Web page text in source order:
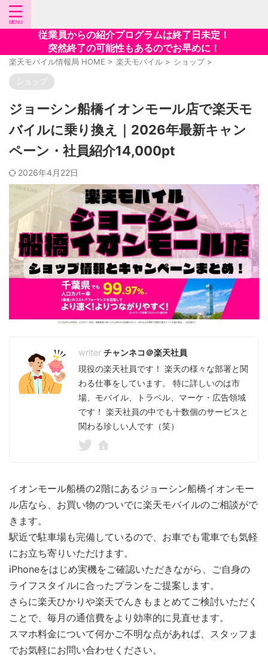
従業員からの紹介プログラムは終了日未定！
突然終了の可能性もあるのでお早めに！
楽天モバイル情報局 HOME > 楽天モバイル > ショップ >
ショップ
ジョーシン船橋イオンモール店で楽天モ
バイルに乗り換え｜2026年最新キャン
ペーン・社員紹介14,000pt
2026年4月22日
チャンネコ＠楽天社員
現役の楽天社員です！ 楽天の様々な部署と関
わる仕事をしています。 特に詳しいのは市
場、モバイル、トラベル、マーケ・広告領域
です！ 楽天社員の中でも十数個のサービスと
関わる珍しい人です（笑）
イオンモール船橋の2階にあるジョーシン船橋イオンモー
ル店なら、お買い物のついでに楽天モバイルのご相談がで
きます。
駅近で駐車場も完備しているので、お車でも電車でも気軽
にお立ち寄りいただけます。
iPhoneをはじめ実機をご確認いただきながら、ご自身の
ライフスタイルに合ったプランをご提案します。
さらに楽天ひかりや楽天でんきもまとめてご検討いただく
ことで、毎月の通信費をより効率的に見直せます。
スマホ料金について何かご不明な点があれば、スタッフま
でお気軽にお問い合わせください。